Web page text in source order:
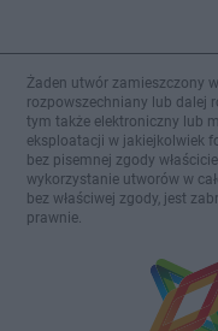
Żaden utwór zamieszczony
rozpowszechniany lub dalej
tym także elektroniczny lub
eksploatacji w jakiejkolwiek
bez pisemnej zgody
wykorzystanie utworów w
bez właściwej zgody, jest
prawnie.